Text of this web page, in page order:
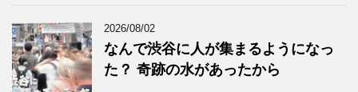
2026/08/02
なんで渋谷に人が集まるようになっ
た？ 奇跡の水があったから